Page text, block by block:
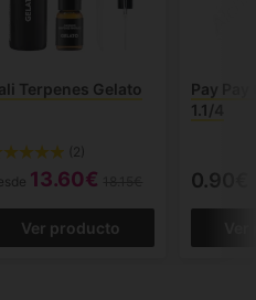
Terpenes Gelato
(2)
13.60€
Ver producto
Pay Pay
1.1/4
0.90€